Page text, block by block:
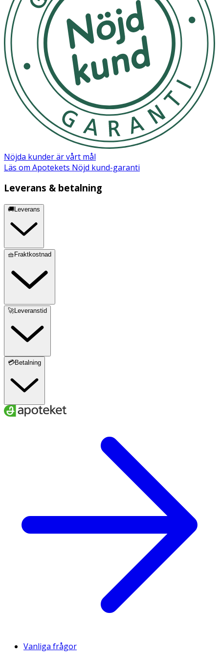
OK för gravida och ammande: Ja
Ingredienser:AVENE THERMAL SPRING WATER (AVENE
AQUA), ISOPROPYL ALCOHOL, PEG-6, GLYCERIN,
SILYBUM MARIANUM FRUIT EXTRACT, SILICA,
POLYACRYLATE-13, POLYISOBUTENE, POLYSORBATE 20,
SORBITAN ISOSTEARATE, WATER (AQUA)
Nöjda kunder är vårt mål
Läs om Apotekets Nöjd kund-garanti
Leverans & betalning
🚚Leverans
🧺Fraktkostnad
🚀Leveranstid
💳Betalning
Vanliga frågor